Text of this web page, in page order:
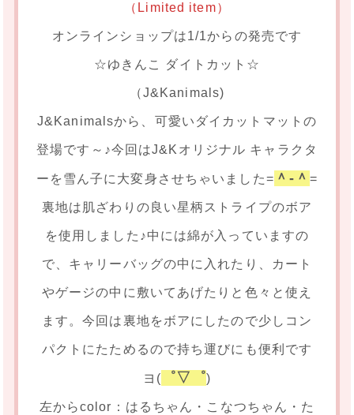
（Limited item）
オンラインショップは1/1からの発売です
☆ゆきんこ ダイトカット☆
（J&Kanimals)
J&Kanimalsから、可愛いダイカットマットの
登場です～♪今回はJ&Kオリジナル キャラクタ
ーを雪ん子に大変身させちゃいました= ＾-＾=
裏地は肌ざわりの良い星柄ストライプのボア
を使用しました♪中には綿が入っていますの
で、キャリーバッグの中に入れたり、カート
やゲージの中に敷いてあげたりと色々と使え
ます。今回は裏地をボアにしたので少しコン
パクトにたためるので持ち運びにも便利です
ヨ( ゜▽゜)
左からcolor：はるちゃん・こなつちゃん・た